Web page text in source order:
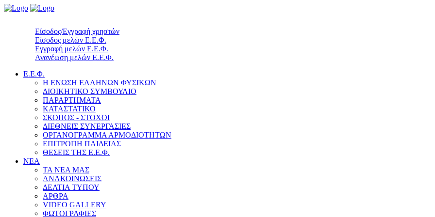
Είσοδος/Εγγραφή χρηστών
Είσοδος μελών Ε.Ε.Φ.
Εγγραφή μελών Ε.Ε.Φ.
Ανανέωση μελών Ε.Ε.Φ.
Ε.Ε.Φ.
Η ΕΝΩΣΗ ΕΛΛΗΝΩΝ ΦΥΣΙΚΩΝ
ΔΙΟΙΚΗΤΙΚΟ ΣΥΜΒΟΥΛΙΟ
ΠΑΡΑΡΤΗΜΑΤΑ
ΚΑΤΑΣΤΑΤΙΚΟ
ΣΚΟΠΟΣ - ΣΤΟΧΟΙ
ΔΙΕΘΝΕΙΣ ΣΥΝΕΡΓΑΣΙΕΣ
ΟΡΓΑΝΟΓΡΑΜΜΑ ΑΡΜΟΔΙΟΤΗΤΩΝ
ΕΠΙΤΡΟΠΗ ΠΑΙΔΕΙΑΣ
ΘΕΣΕΙΣ ΤΗΣ Ε.Ε.Φ.
ΝΕΑ
ΤΑ ΝΕΑ ΜΑΣ
ΑΝΑΚΟΙΝΩΣΕΙΣ
ΔΕΛΤΙΑ ΤΥΠΟΥ
ΑΡΘΡΑ
VIDEO GALLERY
ΦΩΤΟΓΡΑΦΙΕΣ